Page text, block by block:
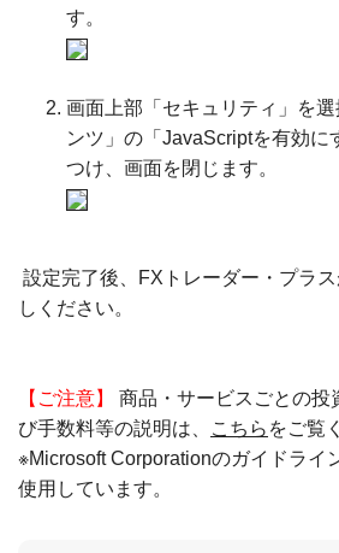
す。
画面上部「セキュリティ」を
ンツ」の「JavaScriptを有効に
つけ、画面を閉じます。
設定完了後、FXトレーダー・プラ
しください。
【ご注意】
商品・サービスごとの投
び手数料等の説明は、
こちら をご覧
※Microsoft Corporationのガイドライ
使用しています。